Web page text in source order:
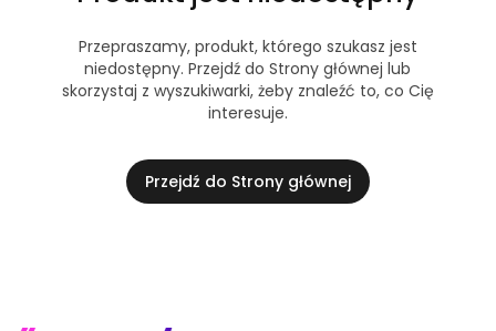
Przepraszamy, produkt, którego szukasz jest
niedostępny. Przejdź do Strony głównej lub
skorzystaj z wyszukiwarki, żeby znaleźć to, co Cię
interesuje.
Przejdź do Strony głównej